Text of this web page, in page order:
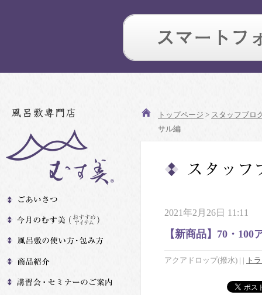
トップページ > スタッフブロ
サル編
2021年2月26日 11:11
【新商品】70・
アクアドロップ(撥水) | | ト